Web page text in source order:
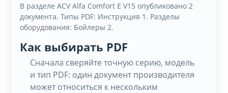
В разделе ACV Alfa Comfort E V15 опубликовано 2
документа. Типы PDF: Инструкция 1. Разделы
оборудования: Бойлеры 2.
Как выбирать PDF
Сначала сверяйте точную серию, модель
и тип PDF: один документ производителя
может относиться к нескольким